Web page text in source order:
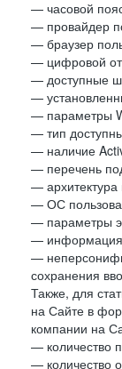
— часовой
— провайдер
— браузер
— цифровой
— доступные
—
— параметры
— тип
— наличие
— перечень
— архитектура
— ОС
— параметры
— информация
—
сохранения
Также, для
на Сайте в
компании на
— количество
— количество